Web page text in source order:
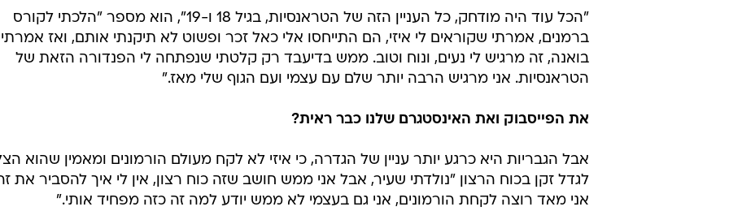
"הכל עוד היה מודחק, כל העניין הזה של הטראנסיות, בגיל 18 ו-19", הוא מספר "הלכתי לקורס
ברמנים, אמרתי שקוראים לי איזי, הם התייחסו אלי כאל זכר ופשוט לא תיקנתי אותם, ואז אמרתי
בואנה, זה מרגיש לי נעים, ונוח וטוב. ממש בדיעבד רק קלטתי שנפתחה לי הפנדורה הזאת של
הטראנסיות. אני מרגיש הרבה יותר שלם עם עצמי ועם הגוף שלי מאז."
את הפייסבוק ואת האינסטגרם שלנו כבר ראית?
אבל הגבריות היא כרגע יותר עניין של הגדרה, כי איזי לא לקח מעולם הורמונים ומאמין שהוא
לגדל זקן בכוח הרצון "נולדתי שעיר, אבל אני ממש חושב שזה כוח רצון, אין לי איך להסביר את
אני מאד רוצה לקחת הורמונים, אני גם בעצמי לא ממש יודע למה זה כזה מפחיד אותי."